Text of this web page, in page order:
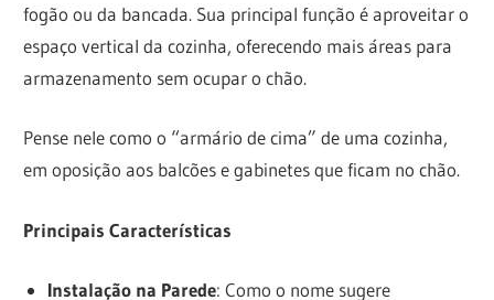
fogão ou da bancada. Sua principal função é aproveitar o
espaço vertical da cozinha, oferecendo mais áreas para
armazenamento sem ocupar o chão.
Pense nele como o “armário de cima” de uma cozinha,
em oposição aos balcões e gabinetes que ficam no chão.
Principais Características
Instalação na Parede: Como o nome sugere